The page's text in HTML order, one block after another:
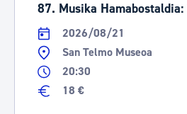
87. Musika
2026/08/21
San Telmo Museoa
20:30
18 €